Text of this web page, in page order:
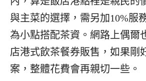
與主菜的選擇，需另加10%服
為小點搭配茶資。網路上偶爾
店港式飲茶餐券販售，如果剛
案，整體花費會再親切一些。